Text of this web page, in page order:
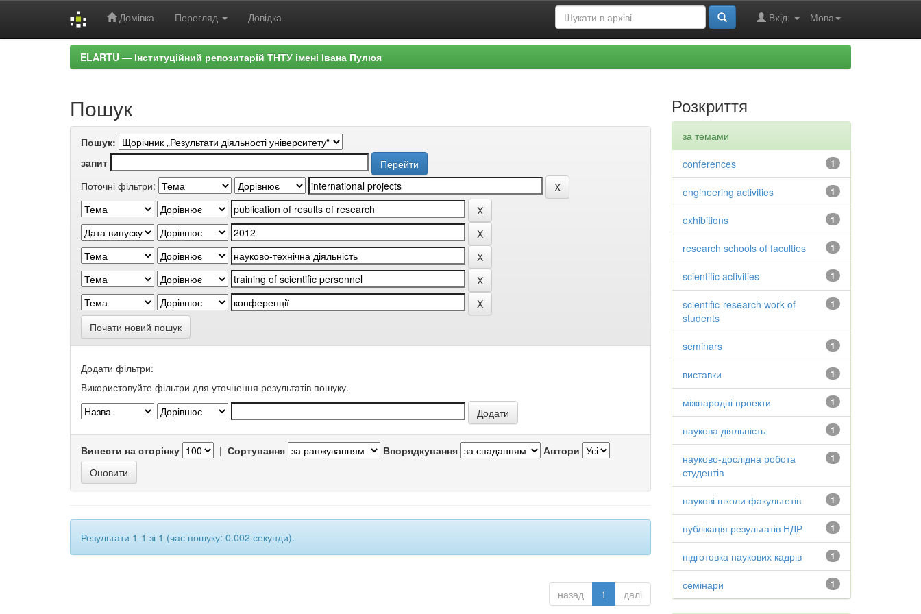
Домівка Перегляд Довідка Мова
Вхід:
ELARTU — Інституційний репозитарій ТНТУ імені Івана Пулюя
Пошук
Пошук:
запит
Поточні фільтри:
Почати новий пошук
Додати фільтри:
Використовуйте фільтри для уточнення результатів пошуку.
Вивести на сторінку | Сортування Впорядкування Автори
Результати 1-1 зі 1 (час пошуку: 0.002 секунди).
назад 1 далі
Розкриття
за темами
1
conferences
1
engineering activities
1
exhibitions
1
research schools of faculties
1
scientific activities
1
scientific-research work of
students
1
seminars
1
виставки
1
міжнародні проекти
1
наукова діяльність
1
науково-дослідна робота
студентів
1
наукові школи факультетів
1
публікація результатів НДР
1
підготовка наукових кадрів
1
семінари